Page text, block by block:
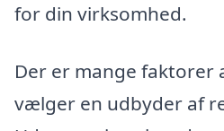
for din virksomhed.
Der er mange faktorer
vælger en udbyder af